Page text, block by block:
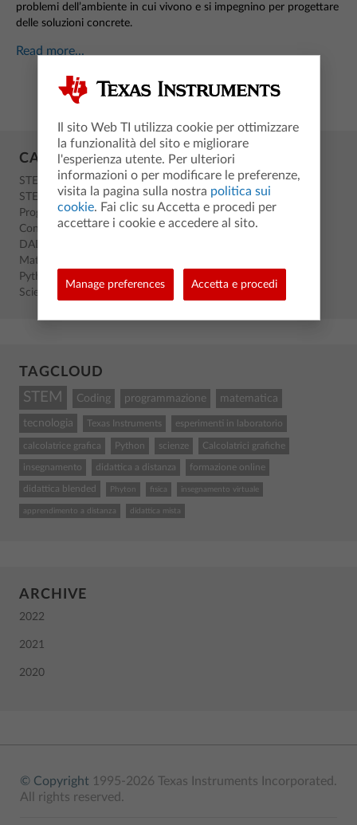
problemi dell’ambiente in cui vivono e si impegnino per progettare
delle soluzioni concrete.
Read more...
CATEGORIES
STEM
STEM
Programmazione
Conferenze
DAD
Matematica
Python
Scienze
TAGCLOUD
STEM Coding programmazione matematica
tecnologia Texas Instruments esperimenti in laboratorio
calcolatrice grafica Python scienze Calcolatrici grafiche
insegnamento didattica a distanza formazione online
didattica blended Phyton fisica insegnamento virtuale
apprendimento a distanza didattica mista
ARCHIVE
2022
2021
2020
Il sito Web TI utilizza cookie per ottimizzare
la funzionalità del sito e migliorare
l'esperienza utente. Per ulteriori
informazioni o per modificare le preferenze,
visita la pagina sulla nostra politica sui
cookie. Fai clic su Accetta e procedi per
accettare i cookie e accedere al sito.
Manage preferences Accetta e procedi
© Copyright 1995-2026 Texas Instruments Incorporated.
All rights reserved.